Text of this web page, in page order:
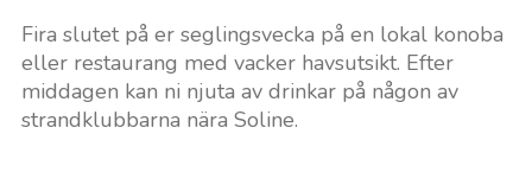
Fira slutet på er seglingsvecka på en lokal konoba
eller restaurang med vacker havsutsikt. Efter
middagen kan ni njuta av drinkar på någon av
strandklubbarna nära Soline.